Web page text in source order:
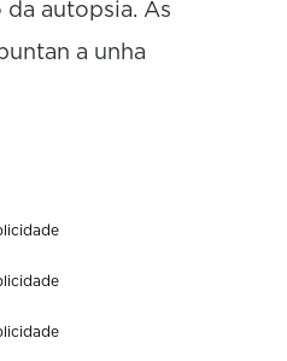
autopsia. As
a unha